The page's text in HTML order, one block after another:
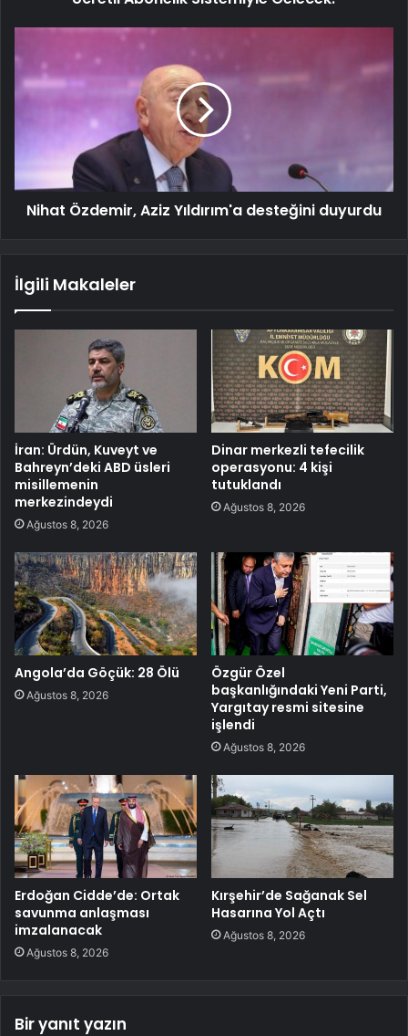
Nihat Özdemir, Aziz Yıldırım'a desteğini duyurdu
İlgili Makaleler
İran: Ürdün, Kuveyt ve
Bahreyn’deki ABD üsleri
misillemenin
merkezindeydi
Ağustos 8, 2026
Dinar merkezli tefecilik
operasyonu: 4 kişi
tutuklandı
Ağustos 8, 2026
Angola’da Göçük: 28 Ölü
Ağustos 8, 2026
Özgür Özel
başkanlığındaki Yeni Parti,
Yargıtay resmi sitesine
işlendi
Ağustos 8, 2026
Erdoğan Cidde’de: Ortak
savunma anlaşması
imzalanacak
Ağustos 8, 2026
Kırşehir’de Sağanak Sel
Hasarına Yol Açtı
Ağustos 8, 2026
Bir yanıt yazın